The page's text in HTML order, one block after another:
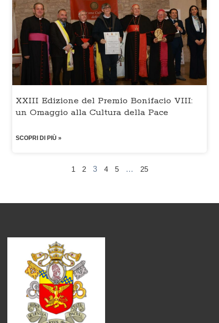
XXIII Edizione del Premio Bonifacio VIII:
un Omaggio alla Cultura della Pace
SCOPRI DI PIÙ »
1 2 3 4 5 … 25